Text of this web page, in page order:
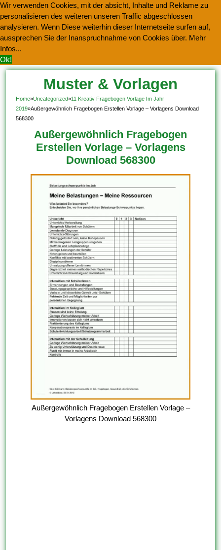
Wir verwenden Cookies, mit der absicht, Inhalte und Reklame zu
personalisieren des weiteren unseren Traffic abgeschlossen
analysieren. Wenn Diese weiterhin dieser Internetseite surfen auf,
aussprechen Sie der Inanspruchnahme von Cookies über. Mehr
Infos...
Ok!
Muster & Vorlagen
Kostenlos Herunterladen
Home»Uncategorized»11 Kreativ Fragebogen Vorlage Im Jahr
2019»Außergewöhnlich Fragebogen Erstellen Vorlage – Vorlagens Download
568300
Außergewöhnlich Fragebogen
Erstellen Vorlage – Vorlagens
Download 568300
Außergewöhnlich Fragebogen Erstellen Vorlage –
Vorlagens Download 568300